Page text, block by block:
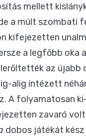
mellett
a múlt szombati
kifejezetten
a legfőbb oka
az újabb
alig intézett
A folyamatosan
zavaró
dobos játékát